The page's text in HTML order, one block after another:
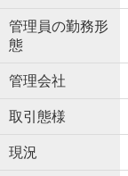
管理員の勤務形
態
管理会社
取引態様
現況